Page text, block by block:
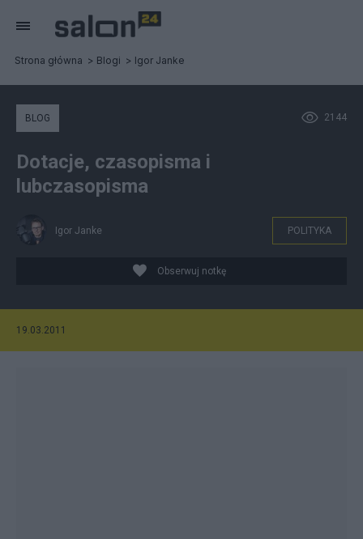
Strona główna Blogi Igor Janke
2144
BLOG
Dotacje, czasopisma i
lubczasopisma
Igor Janke POLITYKA
Obserwuj notkę
19.03.2011